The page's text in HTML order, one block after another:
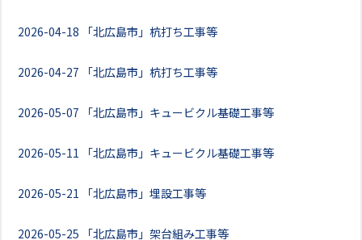
2026-04-18 「北広島市」杭打ち工事等
2026-04-27 「北広島市」杭打ち工事等
2026-05-07 「北広島市」キュービクル基礎工事等
2026-05-11 「北広島市」キュービクル基礎工事等
2026-05-21 「北広島市」埋設工事等
2026-05-25 「北広島市」架台組み工事等